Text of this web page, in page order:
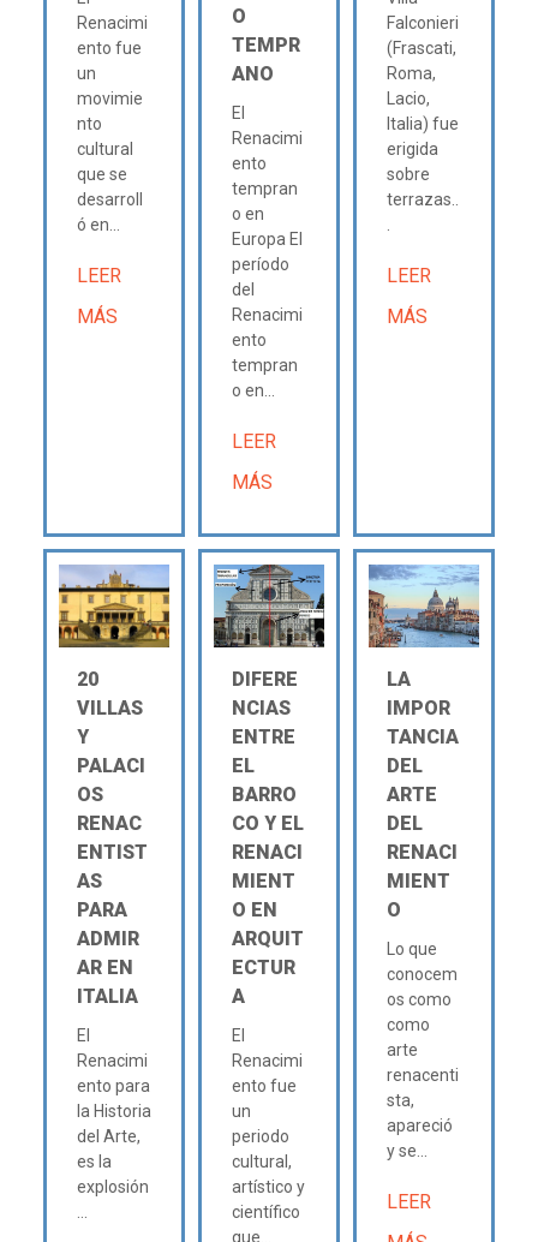
Renacimi
ento fue
un
movimie
nto
cultural
que se
desarroll
ó en...
LEER
MÁS
O
TEMPR
ANO
El
Renacimi
ento
tempran
o en
Europa El
período
del
Renacimi
ento
tempran
o en...
LEER
MÁS
Falconieri
(Frascati,
Roma,
Lacio,
Italia) fue
erigida
sobre
terrazas..
LEER
MÁS
20
VILLAS
Y
PALACI
OS
RENAC
ENTIST
AS
PARA
ADMIR
AR EN
ITALIA
El
Renacimi
ento para
la Historia
del Arte,
es la
explosión
DIFERE
NCIAS
ENTRE
EL
BARRO
CO Y EL
RENACI
MIENT
O EN
ARQUIT
ECTUR
A
El
Renacimi
ento fue
un
periodo
cultural,
artístico y
científico
que...
LA
IMPOR
TANCIA
DEL
ARTE
DEL
RENACI
MIENT
O
Lo que
conocem
os como
como
arte
renacenti
sta,
apareció
y se...
LEER